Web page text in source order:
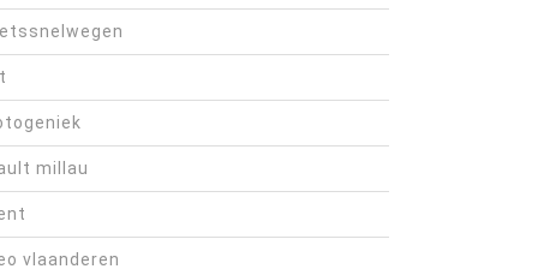
millau
vlaanderen